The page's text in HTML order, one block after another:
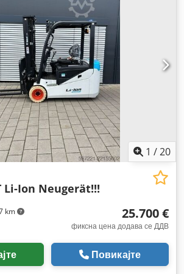
1 /20
km
Li-Ion Neugerät!!!
25.700 €
фиксна цена додава се ДДВ
Повикајте